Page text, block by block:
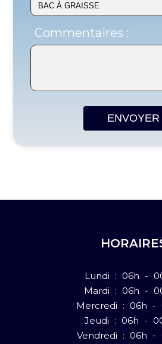
Commentaires :
ENVOYER
Lundi : 06h -
Mardi : 06h -
Mercredi : 06h -
Jeudi : 06h -
Vendredi : 06h -